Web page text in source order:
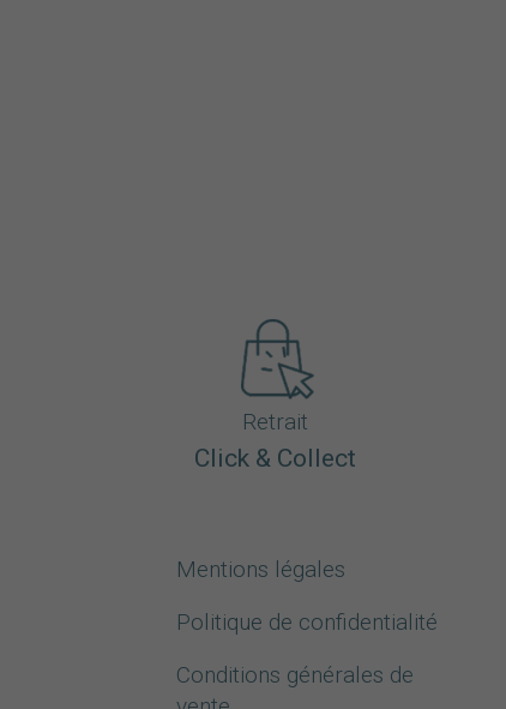
Retrait
Click & Collect
Mentions légales
Politique de confidentialité
Conditions générales de